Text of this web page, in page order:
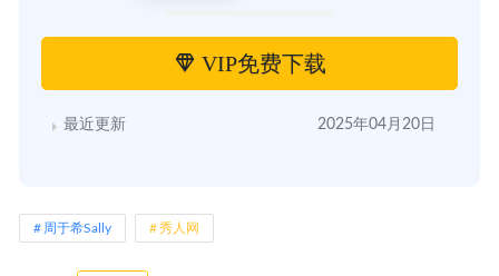
VIP免费下载
最近更新 2025年04月20日
周于希Sally 秀人网